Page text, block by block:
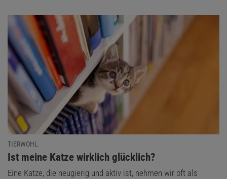
TIERWOHL
:Ist meine Katze wirklich glücklich?
Eine Katze, die neugierig und aktiv ist, nehmen wir oft als